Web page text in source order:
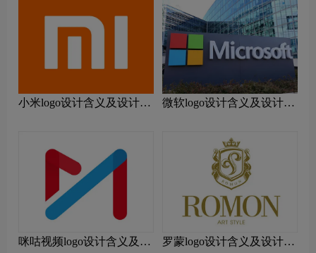
小米logo设计含义及设计理
微软logo设计含义及设计理
咪咕视频logo设计含义及设
罗蒙logo设计含义及设计理